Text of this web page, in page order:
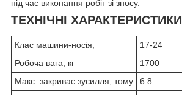
під час виконання робіт зі зносу.
ТЕХНІЧНІ ХАРАКТЕРИСТИКИ
Клас машини-носія,
17-24
Робоча вага, кг
1700
Макс. закриває зусилля, тому
6.8